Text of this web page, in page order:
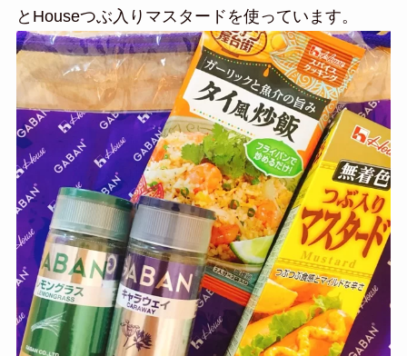
とHouseつぶ入りマスタードを使っています。